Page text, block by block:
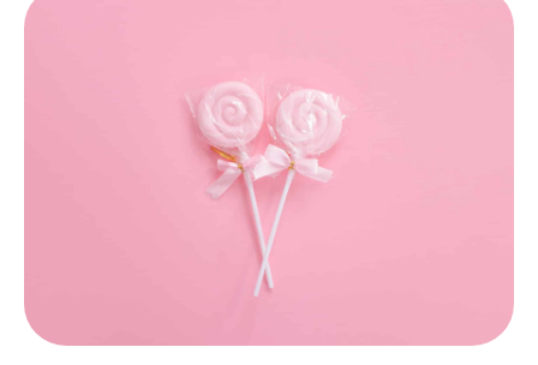
Lifestyle, Sport & Duurzaamheid
Gadgets & Tech
Top 5 van Valerie
Health & Beauty
Huis & Tuin
Nieuws & Media